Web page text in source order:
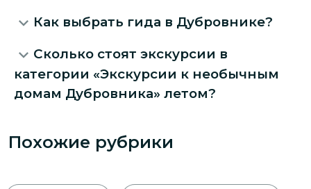
Как выбрать гида в Дубровнике?
Сколько стоят экскурсии в
категории «Экскурсии к необычным
домам Дубровника» летом?
Похожие рубрики